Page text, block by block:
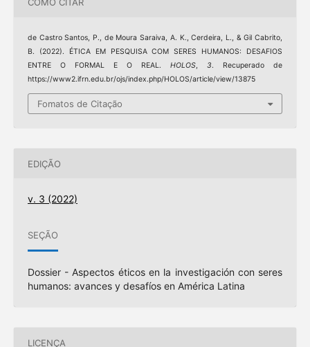
de Castro Santos, P., de Moura Saraiva, A. K., Cerdeira, L., & Gil Cabrito,
B. (2022). ÉTICA EM PESQUISA COM SERES HUMANOS: DESAFIOS
ENTRE O FORMAL E O REAL.HOLOS,3. Recuperado de
https://www2.ifrn.edu.br/ojs/index.php/HOLOS/article/view/13875
Fomatos de Citação
EDIÇÃO
v. 3 (2022)
SEÇÃO
Dossier - Aspectos éticos en la investigación con seres
humanos: avances y desafíos en América Latina
LICENÇA